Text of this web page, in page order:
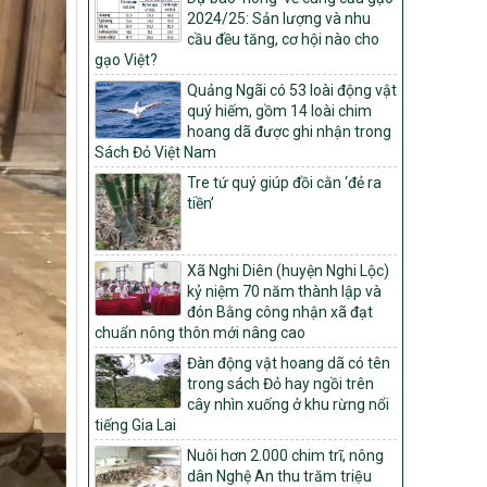
Quyết định số: 26/2026/QĐ-TTg
Quyết định ban hành Bộ tiêu chí và quy
trình đánh giá, phân hạng sản phẩm Mỗi
xã một sản phẩm
số: 19/2026/QĐ-TTg
Quy định điều kiện, trình tự, thủ tục, hồ sơ
xét, công nhận, công bố và thu hồi quyết
định công nhận xã đạt chuẩn nông thôn
mới, xã đạt nông thôn mới hiện đại và
tỉnh, thành phố hoàn thành nhiệm vụ xây
dựng nông thôn mới giai đoạn 2026 –
2030
Quyết định số 16/2026/QĐ-TTg
Quy định nguyên tắc, tiêu chí, định mức
phân bổ ngân sách trung ương và tỉ lệ
vốn đối ứng ngân sách của địa phương
thực hiện Chương trình mục tiêu quốc gia
xây dựng nông thôn mới, giảm nghèo
bền vững và phát triển kinh tế – xã hội
vùng đồng bào dân tộc thiểu số và miền
núi giai đoạn 2026 – 2030
1451/QĐ-UBND
2024/25: Sản lượng và nhu
cầu đều tăng, cơ hội nào cho
gạo Việt?
Quảng Ngãi có 53 loài động vật
quý hiếm, gồm 14 loài chim
hoang dã được ghi nhận trong
Sách Đỏ Việt Nam
Tre tứ quý giúp đồi cằn ‘đẻ ra
tiền’
Xã Nghi Diên (huyện Nghi Lộc)
kỷ niệm 70 năm thành lập và
đón Bằng công nhận xã đạt
chuẩn nông thôn mới nâng cao
Đàn động vật hoang dã có tên
trong sách Đỏ hay ngồi trên
cây nhìn xuống ở khu rừng nổi
tiếng Gia Lai
Nuôi hơn 2.000 chim trĩ, nông
dân Nghệ An thu trăm triệu